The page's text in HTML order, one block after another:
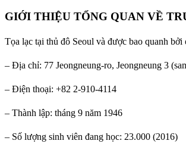
GIỚI THIỆU TỔNG QUAN VỀ
Tọa lạc tại thủ đô Seoul và được bao quanh
– Địa chỉ: 77 Jeongneung-ro, Jeongneung 3
– Điện thoại: +82 2-910-4114
– Thành lập: tháng 9 năm 1946
– Số lượng sinh viên đang học: 23.000 (2016)